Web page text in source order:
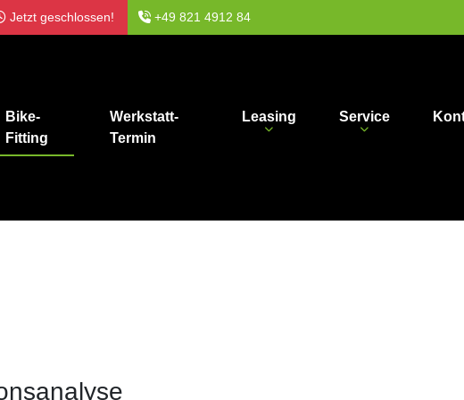
Jetzt geschlossen! +49 821 4912 84
Bike-
Fitting
Werkstatt-
Termin
Leasing Service